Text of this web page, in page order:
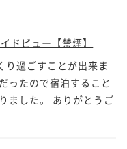
ドビュー【禁煙】
り過ごすことが出来ま
ったので宿泊すること
ました。 ありがとうご